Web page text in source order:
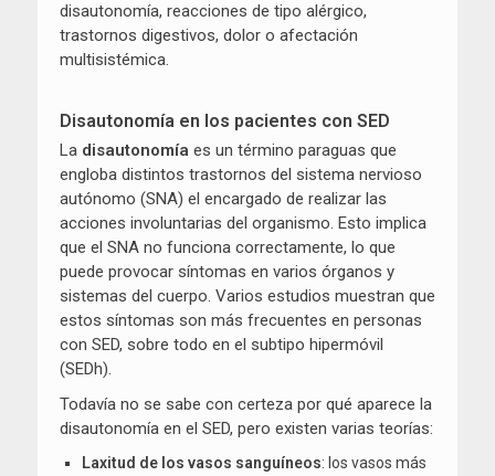
disautonomía, reacciones de tipo alérgico,
trastornos digestivos, dolor o afectación
multisistémica.
Disautonomía en los pacientes con SED
La disautonomía es un término paraguas que
engloba distintos trastornos del sistema nervioso
autónomo (SNA) el encargado de realizar las
acciones involuntarias del organismo. Esto implica
que el SNA no funciona correctamente, lo que
puede provocar síntomas en varios órganos y
sistemas del cuerpo. Varios estudios muestran que
estos síntomas son más frecuentes en personas
con SED, sobre todo en el subtipo hipermóvil
(SEDh).
Todavía no se sabe con certeza por qué aparece la
disautonomía en el SED, pero existen varias teorías:
Laxitud de los vasos sanguíneos: los vasos más